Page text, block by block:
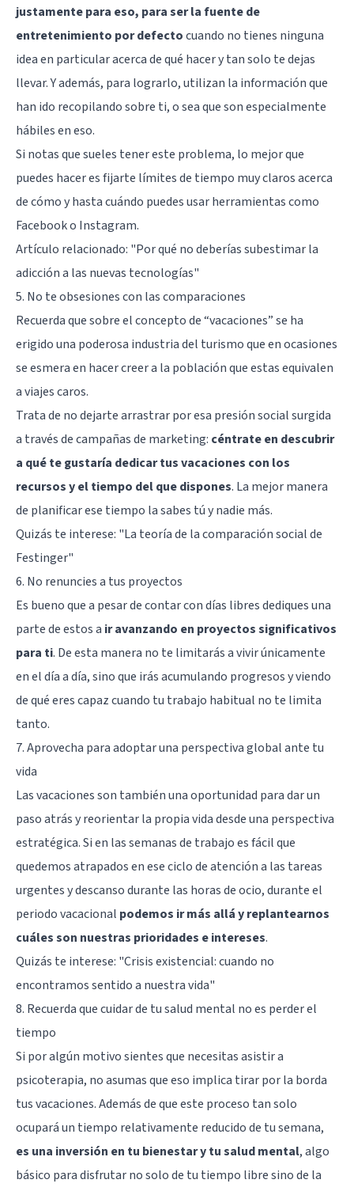
justamente para eso, para ser la fuente de
entretenimiento por defectocuando no tienes ninguna
idea en particular acerca de qué hacer y tan solo te dejas
llevar. Y además, para lograrlo, utilizan la información que
han ido recopilando sobre ti, o sea que son especialmente
hábiles en eso.
Si notas que sueles tener este problema, lo mejor que
puedes hacer es fijarte límites de tiempo muy claros acerca
de cómo y hasta cuándo puedes usar herramientas como
Facebook o Instagram.
Artículo relacionado: "Por qué no deberías subestimar la
adicción a las nuevas tecnologías"
5. No te obsesiones con las comparaciones
Recuerda que sobre el concepto de “vacaciones” se ha
erigido una poderosa industria del turismo que en ocasiones
se esmera en hacer creer a la población que estas equivalen
a viajes caros.
Trata de no dejarte arrastrar por esa presión social surgida
a través de campañas de marketing: céntrate en descubrir
a qué te gustaría dedicar tus vacaciones con los
recursos y el tiempo del que dispones. La mejor manera
de planificar ese tiempo la sabes tú y nadie más.
Quizás te interese: "La teoría de la comparación social de
Festinger"
6. No renuncies a tus proyectos
Es bueno que a pesar de contar con días libres dediques una
parte de estos a ir avanzando en proyectos significativos
para ti. De esta manera no te limitarás a vivir únicamente
en el día a día, sino que irás acumulando progresos y viendo
de qué eres capaz cuando tu trabajo habitual no te limita
tanto.
7. Aprovecha para adoptar una perspectiva global ante tu
vida
Las vacaciones son también una oportunidad para dar un
paso atrás y reorientar la propia vida desde una perspectiva
estratégica. Si en las semanas de trabajo es fácil que
quedemos atrapados en ese ciclo de atención a las tareas
urgentes y descanso durante las horas de ocio, durante el
periodo vacacional podemos ir más allá y replantearnos
cuáles son nuestras prioridades e intereses.
Quizás te interese: "Crisis existencial: cuando no
encontramos sentido a nuestra vida"
8. Recuerda que cuidar de tu salud mental no es perder el
tiempo
Si por algún motivo sientes que necesitas asistir a
psicoterapia, no asumas que eso implica tirar por la borda
tus vacaciones. Además de que este proceso tan solo
ocupará un tiempo relativamente reducido de tu semana,
es una inversión en tu bienestar y tu salud mental, algo
básico para disfrutar no solo de tu tiempo libre sino de la